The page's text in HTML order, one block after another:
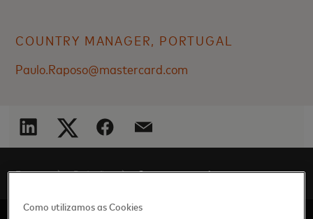
COUNTRY MANAGER, PORTUGAL
Paulo.Raposo@mastercard.com
Europa Redação Os nossos executivos
Como utilizamos as Cookies